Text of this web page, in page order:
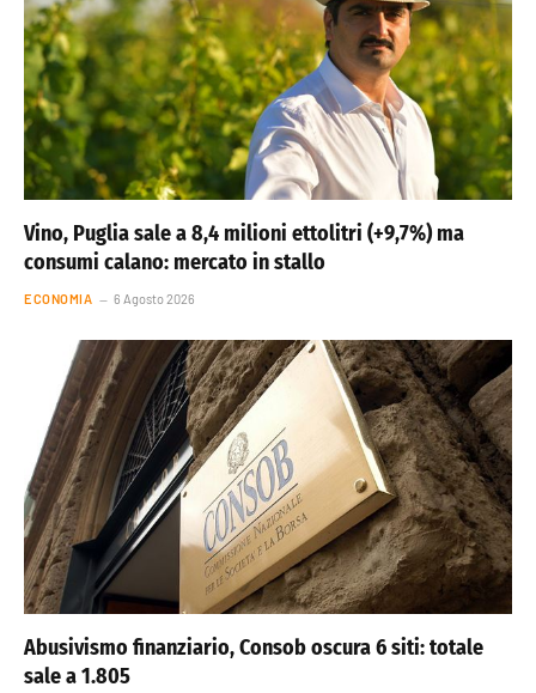
Vino, Puglia sale a 8,4 milioni ettolitri (+9,7%) ma
consumi calano: mercato in stallo
ECONOMIA 6 Agosto 2026
Abusivismo finanziario, Consob oscura 6 siti: totale
sale a 1.805